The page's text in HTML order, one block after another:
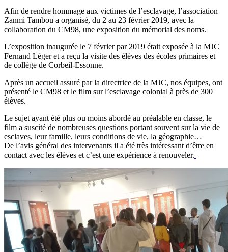
Afin de rendre hommage aux victimes de l’esclavage, l’association
Zanmi Tambou a organisé, du 2 au 23 février 2019, avec la
collaboration du CM98, une exposition du mémorial des noms.
L’exposition inaugurée le 7 février par 2019 était exposée à la MJC
Fernand Léger et a reçu la visite des élèves des écoles primaires et
de collège de Corbeil-Essonne.
Après un accueil assuré par la directrice de la MJC, nos équipes, ont
présenté le CM98 et le film sur l’esclavage colonial à près de 300
élèves.
Le sujet ayant été plus ou moins abordé au préalable en classe, le
film a suscité de nombreuses questions portant souvent sur la vie de
esclaves, leur famille, leurs conditions de vie, la géographie…
De l’avis général des intervenants il a été très intéressant d’être en
contact avec les élèves et c’est une expérience à renouveler.